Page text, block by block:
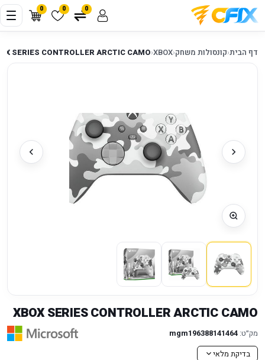
0 0 0
דף הבית‹קונסולות משחק‹
XBOX
‹
SERIES CONTROLLER ARCTIC CAMO
XBOX SERIES CONTROLLER ARCTIC CAMO
מק״ט: mgm196388141464
בדיקת מלאי